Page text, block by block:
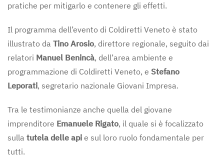
pratiche per mitigarlo e contenere gli effetti.
Il programma dell’evento di Coldiretti Veneto è stato
illustrato da Tino Arosio, direttore regionale, seguito dai
relatori Manuel Benincà, dell’area ambiente e
programmazione di Coldiretti Veneto, e Stefano
Leporati, segretario nazionale Giovani Impresa.
Tra le testimonianze anche quella del giovane
imprenditore Emanuele Rigato, il quale si è focalizzato
sulla tutela delle api e sul loro ruolo fondamentale per
tutti.